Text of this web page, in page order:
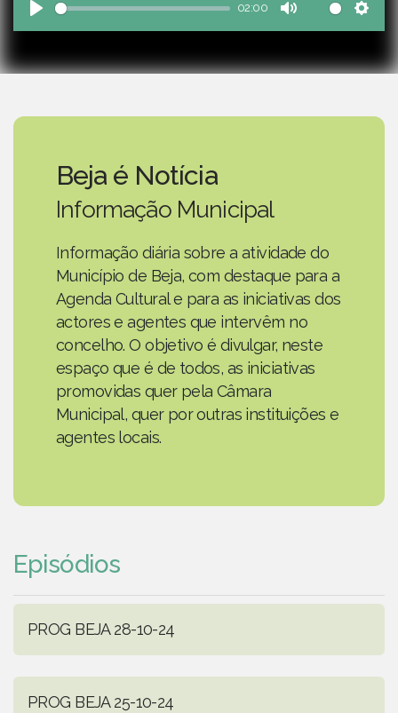
Play
02:00
Mute
Beja é Notícia
Informação Municipal
Informação diária sobre a atividade do
Município de Beja, com destaque para a
Agenda Cultural e para as iniciativas dos
actores e agentes que intervêm no
concelho. O objetivo é divulgar, neste
espaço que é de todos, as iniciativas
promovidas quer pela Câmara
Municipal, quer por outras instituições e
agentes locais.
Episódios
PROG BEJA 28-10-24
PROG BEJA 25-10-24